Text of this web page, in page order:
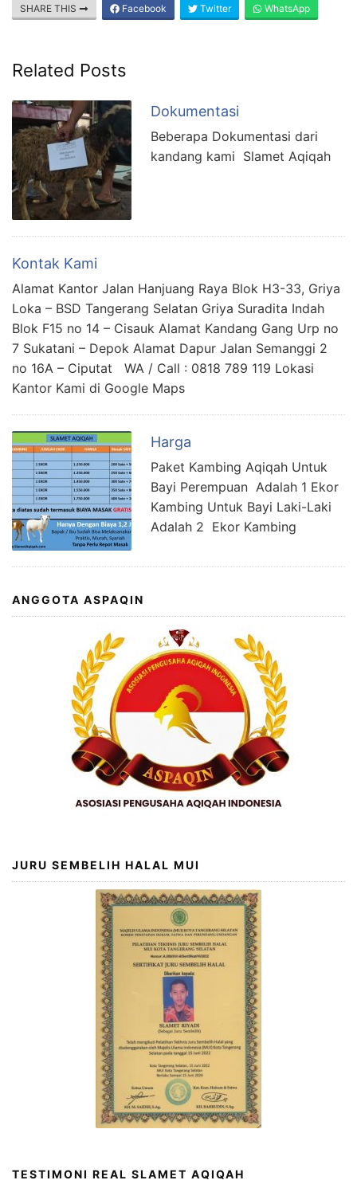
SHARE THIS Facebook Twitter WhatsApp
Related Posts
Dokumentasi
Beberapa Dokumentasi dari
kandang kami Slamet Aqiqah
Kontak Kami
Alamat Kantor Jalan Hanjuang Raya Blok H3-33, Griya
Loka – BSD Tangerang Selatan Griya Suradita Indah
Blok F15 no 14 – Cisauk Alamat Kandang Gang Urp no
7 Sukatani – Depok Alamat Dapur Jalan Semanggi 2
no 16A – Ciputat WA / Call : 0818 789 119 Lokasi
Kantor Kami di Google Maps
Harga
Paket Kambing Aqiqah Untuk
Bayi Perempuan Adalah 1 Ekor
Kambing Untuk Bayi Laki-Laki
Adalah 2 Ekor Kambing
ANGGOTA ASPAQIN
JURU SEMBELIH HALAL MUI
TESTIMONI REAL SLAMET AQIQAH